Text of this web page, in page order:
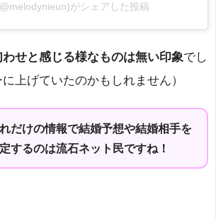
がシェアした投稿
せと感じる様なものは無い印象でし
上げていたのかもしれません）
だけの情報で結婚予想や結婚相手を
するのは流石ネット民ですね！